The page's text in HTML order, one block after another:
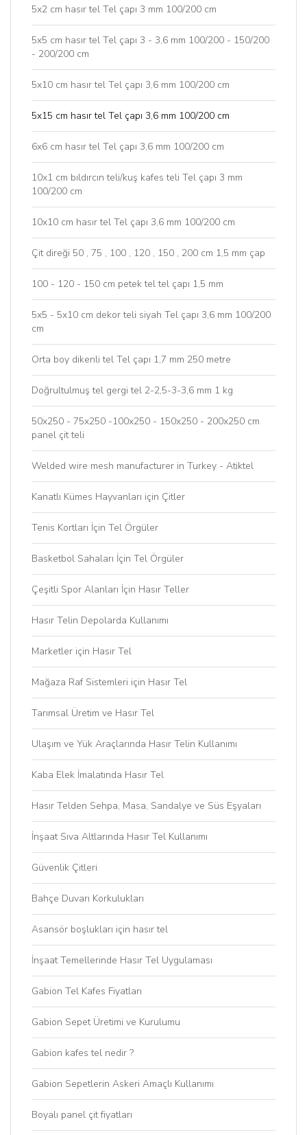
5x2 cm hasır tel Tel çapı 3 mm 100/200 cm
5x5 cm hasır tel Tel çapı 3 - 3,6 mm 100/200 - 150/200
- 200/200 cm
5x10 cm hasır tel Tel çapı 3,6 mm 100/200 cm
5x15 cm hasır tel Tel çapı 3,6 mm 100/200 cm
6x6 cm hasır tel Tel çapı 3,6 mm 100/200 cm
10x1 cm bıldırcın teli/kuş kafes teli Tel çapı 3 mm
100/200 cm
10x10 cm hasır tel Tel çapı 3,6 mm 100/200 cm
Çit direği 50 , 75 , 100 , 120 , 150 , 200 cm 1,5 mm çap
100 - 120 - 150 cm petek tel tel çapı 1,5 mm
5x5 - 5x10 cm dekor teli siyah Tel çapı 3,6 mm 100/200
cm
Orta boy dikenli tel Tel çapı 1,7 mm 250 metre
Doğrultulmuş tel gergi tel 2-2,5-3-3,6 mm 1 kg
50x250 - 75x250 -100x250 - 150x250 - 200x250 cm
panel çit teli
Welded wire mesh manufacturer in Turkey - Atiktel
Kanatlı Kümes Hayvanları için Çitler
Tenis Kortları İçin Tel Örgüler
Basketbol Sahaları İçin Tel Örgüler
Çeşitli Spor Alanları İçin Hasır Teller
Hasır Telin Depolarda Kullanımı
Marketler için Hasır Tel
Mağaza Raf Sistemleri için Hasır Tel
Tarımsal Üretim ve Hasır Tel
Ulaşım ve Yük Araçlarında Hasır Telin Kullanımı
Kaba Elek İmalatında Hasır Tel
Hasır Telden Sehpa, Masa, Sandalye ve Süs Eşyaları
İnşaat Sıva Altlarında Hasır Tel Kullanımı
Güvenlik Çitleri
Bahçe Duvarı Korkulukları
Asansör boşlukları için hasır tel
İnşaat Temellerinde Hasır Tel Uygulaması
Gabion Tel Kafes Fiyatları
Gabion Sepet Üretimi ve Kurulumu
Gabion kafes tel nedir ?
Gabion Sepetlerin Askeri Amaçlı Kullanımı
Boyalı panel çit fiyatları